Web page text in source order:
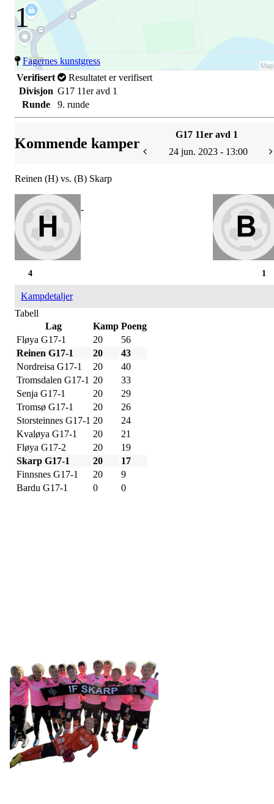
1
Fagernes kunstgress
Verifisert
Resultatet er verifisert
Divisjon G17 11er avd 1
Runde
9. runde
Kommende kamper
G17 11er avd 1
24 jun. 2023 - 13:00
Reinen (H) vs. (B) Skarp
-
1
4
Kampdetaljer
Tabell
Lag
Kamp Poeng
Fløya G17-1
20
56
Reinen G17-1
20
43
Nordreisa G17-1
20
40
Tromsdalen G17-1 20
33
Senja G17-1
20
29
Tromsø G17-1
20
26
Storsteinnes G17-1 20
24
Kvaløya G17-1
20
21
Fløya G17-2
20
19
Skarp G17-1
20
17
Finnsnes G17-1
20
9
Bardu G17-1
0 0